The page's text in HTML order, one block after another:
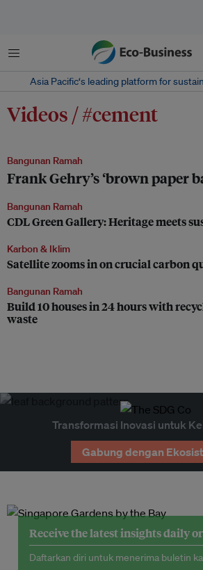
Menu
Asia Pacific‘s leading platform for
Videos / #cement
Bangunan Ramah
Frank Gehry’s ‘brown paper
Bangunan Ramah
CDL Green Gallery: Heritage meets
Karbon & Iklim
Satellite zooms in on crucial carbon
Bangunan Ramah
Build 10 houses in 24 hours with
waste
Transformasi Inovasi untuk
Gabung dengan
Receive the latest insights daily
Daftarkan diri untuk menerima buletin